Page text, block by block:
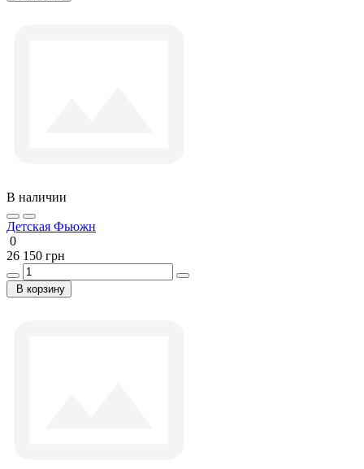
В наличии
Детская Фьюжн
0
26 150 грн
В корзину